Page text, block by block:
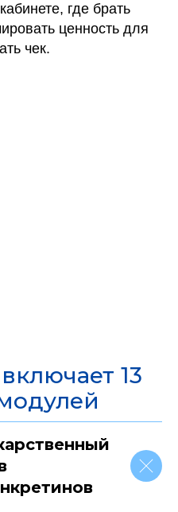
где брать
ценность для
чек.
13